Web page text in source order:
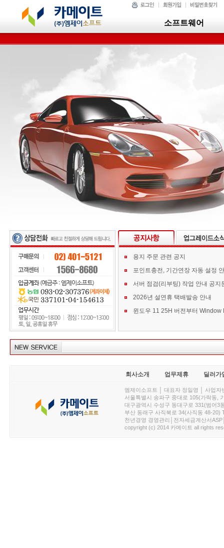
소프트웨어
용지 주문 관련 공지
포인트충전, 기간연장 자동 설정
서버 점검(리부팅) 작업 안내 공지
2026년 설연휴 택배발송 안내
회사소개 업무제휴 딜러가
엠제이소프트 │ 대표자 정일영 │ 사업
서울특별시 송파구 중대로 105(가락동,
대구광역시 수성구 동대구로 331(범어3
부산 동래구 사직북로 34(사직동 48-20)
천년경영 경영관리│전자세금계산서
copyright (c) 2014 카메이트 all rights